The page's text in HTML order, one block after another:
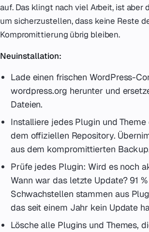
auf. Das klingt nach viel Arbeit, ist aber
um sicherzustellen, dass keine Reste
Kompromittierung übrig bleiben.
Neuinstallation:
Lade einen frischen WordPress-
wordpress.org herunter und
Dateien.
Installiere jedes Plugin und Theme
dem offiziellen Repository.
aus dem kompromittierten
Prüfe jedes Plugin: Wird es noch
Wann war das letzte Update? 91
Schwachstellen stammen aus
das seit einem Jahr kein Update
Lösche alle Plugins und Themes,